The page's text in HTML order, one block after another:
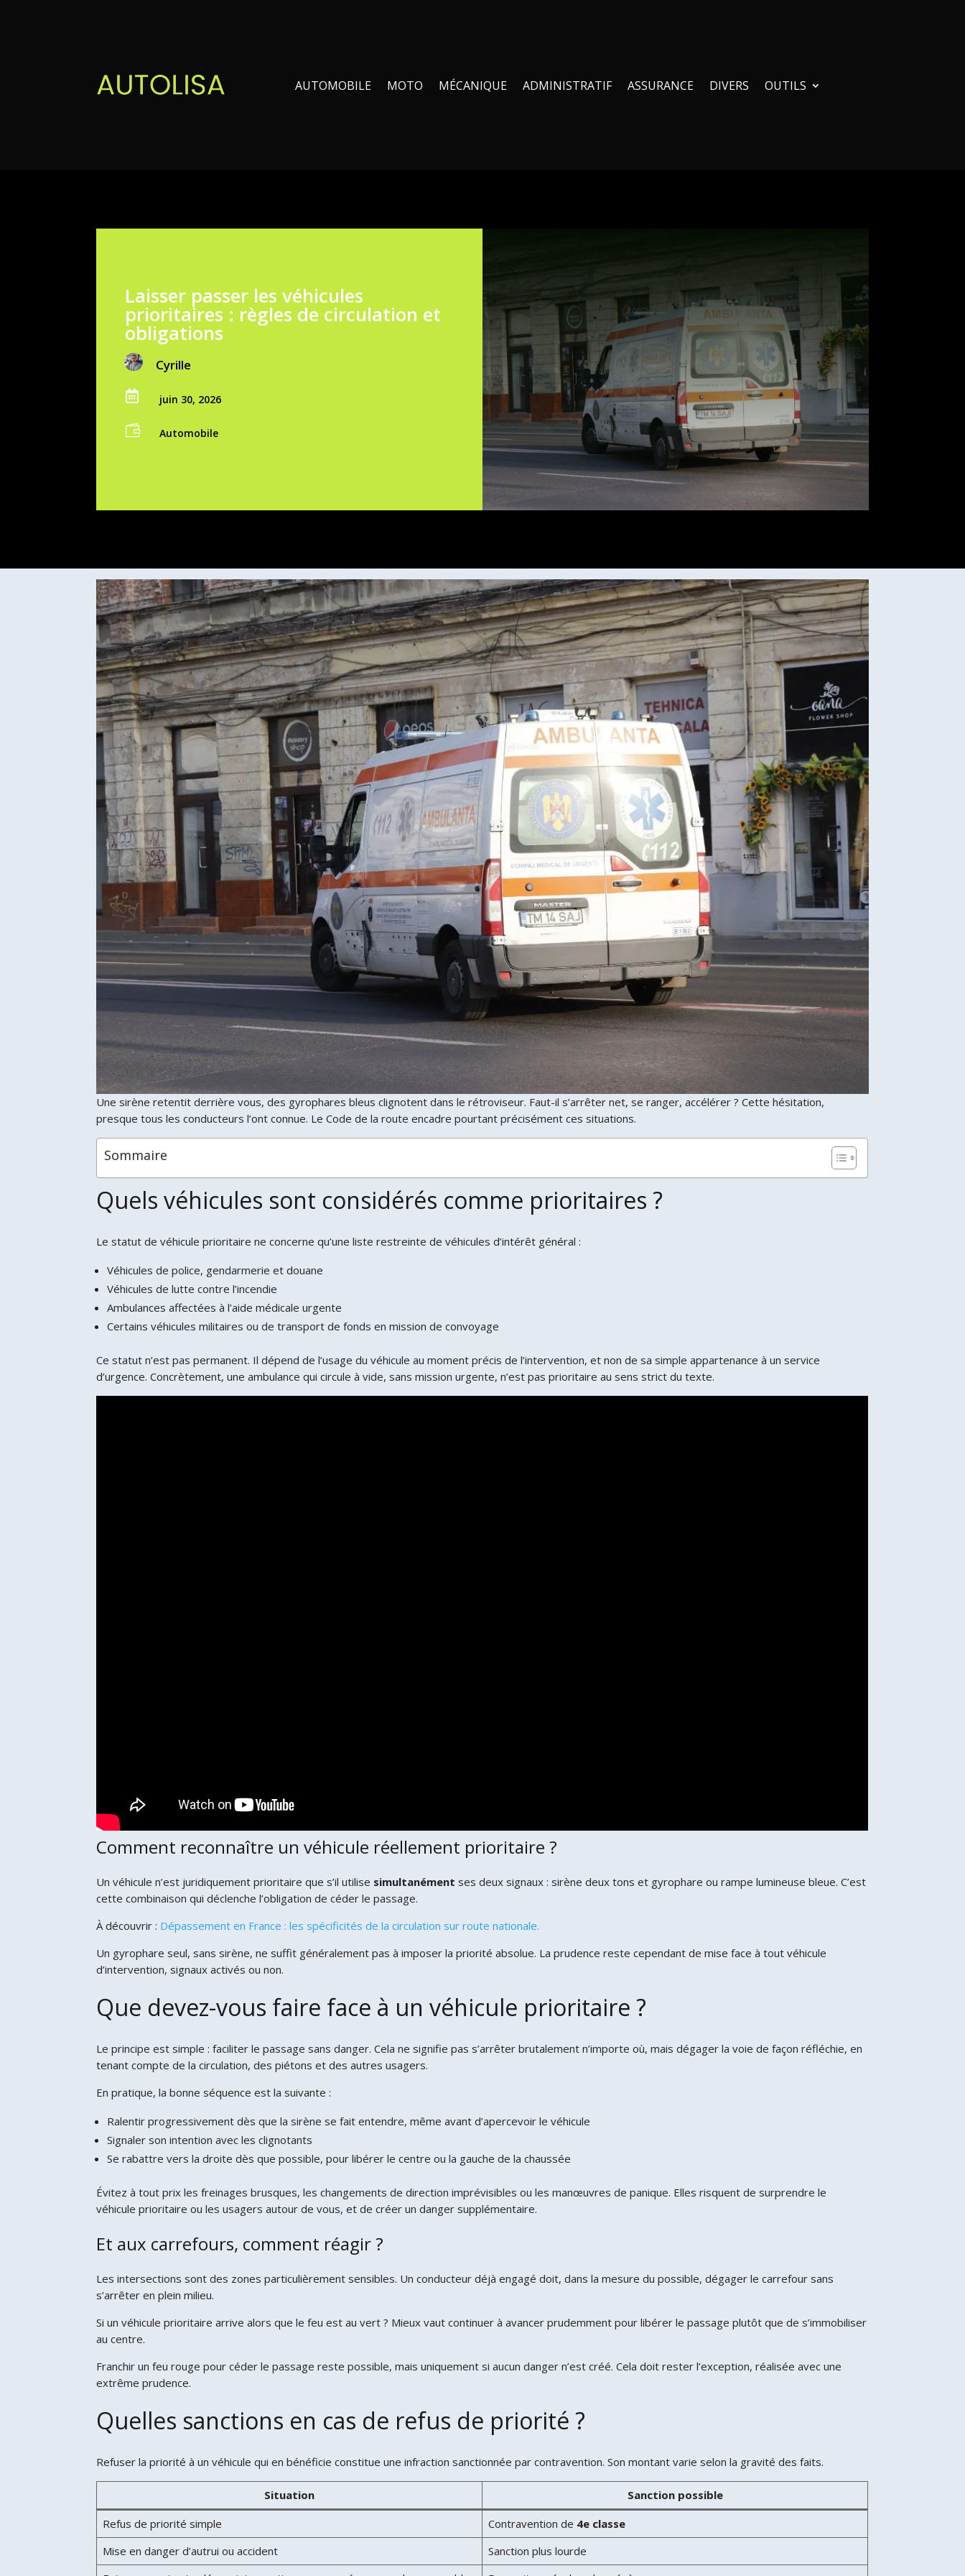
AUTOMOBILE MOTO MÉCANIQUE ADMINISTRATIF ASSURANCE DIVERS OUTILS
Laisser passer les véhicules
prioritaires : règles de circulation et
obligations
Cyrille
 juin 30, 2026
 Automobile
Une sirène retentit derrière vous, des gyrophares bleus clignotent dans le rétroviseur. Faut-il s’arrêter net, se ranger, accélérer ? Cette hésitation,
presque tous les conducteurs l’ont connue. Le Code de la route encadre pourtant précisément ces situations.
Sommaire
Quels véhicules sont considérés comme prioritaires ?
Le statut de véhicule prioritaire ne concerne qu’une liste restreinte de véhicules d’intérêt général :
Véhicules de police, gendarmerie et douane
Véhicules de lutte contre l’incendie
Ambulances affectées à l’aide médicale urgente
Certains véhicules militaires ou de transport de fonds en mission de convoyage
Ce statut n’est pas permanent. Il dépend de l’usage du véhicule au moment précis de l’intervention, et non de sa simple appartenance à un service
d’urgence. Concrètement, une ambulance qui circule à vide, sans mission urgente, n’est pas prioritaire au sens strict du texte.
Comment reconnaître un véhicule réellement prioritaire ?
Un véhicule n’est juridiquement prioritaire que s’il utilise simultanément ses deux signaux : sirène deux tons et gyrophare ou rampe lumineuse bleue. C’est
cette combinaison qui déclenche l’obligation de céder le passage.
À découvrir : Dépassement en France : les spécificités de la circulation sur route nationale.
Un gyrophare seul, sans sirène, ne suffit généralement pas à imposer la priorité absolue. La prudence reste cependant de mise face à tout véhicule
d’intervention, signaux activés ou non.
Que devez-vous faire face à un véhicule prioritaire ?
Le principe est simple : faciliter le passage sans danger. Cela ne signifie pas s’arrêter brutalement n’importe où, mais dégager la voie de façon réfléchie, en
tenant compte de la circulation, des piétons et des autres usagers.
En pratique, la bonne séquence est la suivante :
Ralentir progressivement dès que la sirène se fait entendre, même avant d’apercevoir le véhicule
Signaler son intention avec les clignotants
Se rabattre vers la droite dès que possible, pour libérer le centre ou la gauche de la chaussée
Évitez à tout prix les freinages brusques, les changements de direction imprévisibles ou les manœuvres de panique. Elles risquent de surprendre le
véhicule prioritaire ou les usagers autour de vous, et de créer un danger supplémentaire.
Et aux carrefours, comment réagir ?
Les intersections sont des zones particulièrement sensibles. Un conducteur déjà engagé doit, dans la mesure du possible, dégager le carrefour sans
s’arrêter en plein milieu.
Si un véhicule prioritaire arrive alors que le feu est au vert ? Mieux vaut continuer à avancer prudemment pour libérer le passage plutôt que de s’immobiliser
au centre.
Franchir un feu rouge pour céder le passage reste possible, mais uniquement si aucun danger n’est créé. Cela doit rester l’exception, réalisée avec une
extrême prudence.
Quelles sanctions en cas de refus de priorité ?
Refuser la priorité à un véhicule qui en bénéficie constitue une infraction sanctionnée par contravention. Son montant varie selon la gravité des faits.
Situation
Sanction possible
Refus de priorité simple
Contravention de 4e classe
Mise en danger d’autrui ou accident
Sanction plus lourde